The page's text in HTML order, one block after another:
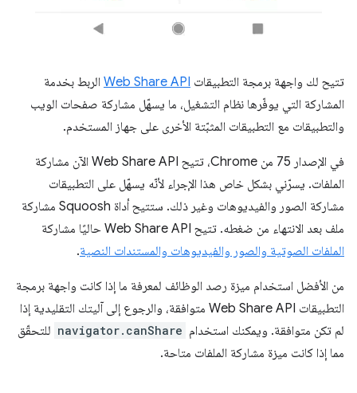
تتيح لك واجهة برمجة التطبيقات Web Share API الربط بخدمة
المشاركة التي يوفّرها نظام التشغيل، ما يسهّل مشاركة صفحات الويب
والتطبيقات مع التطبيقات المثبّتة الأخرى على جهاز المستخدم.
في الإصدار 75 من Chrome، تتيح Web Share API الآن مشاركة
الملفات. يسرّني بشكل خاص هذا الإجراء لأنّه يسهّل على التطبيقات
مشاركة الصور والفيديوهات وغير ذلك. ستتيح أداة Squoosh مشاركة
ملف بعد الانتهاء من ضغطه. تتيح Web Share API حاليًا مشاركة
الملفات الصوتية والصور والفيديوهات والمستندات النصية.
من الأفضل استخدام ميزة رصد الوظائف لمعرفة ما إذا كانت واجهة برمجة
التطبيقات Web Share API متوافقة، والرجوع إلى آليتك التقليدية إذا
لم تكن متوافقة. ويمكنك استخدام navigator.canShare للتحقّق
مما إذا كانت ميزة مشاركة الملفات متاحة.